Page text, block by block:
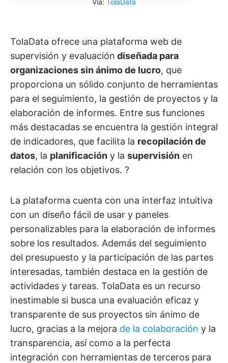
TolaData ofrece una plataforma web de
supervisión y evaluación diseñada para
organizaciones sin ánimo de lucro, que
proporciona un sólido conjunto de herramientas
para el seguimiento, la gestión de proyectos y la
elaboración de informes. Entre sus funciones
más destacadas se encuentra la gestión integral
de indicadores, que facilita la recopilación de
datos, la planificación y la supervisión en
relación con los objetivos. ?
La plataforma cuenta con una interfaz intuitiva
con un diseño fácil de usar y paneles
personalizables para la elaboración de informes
sobre los resultados. Además del seguimiento
del presupuesto y la participación de las partes
interesadas, también destaca en la gestión de
actividades y tareas. TolaData es un recurso
inestimable si busca una evaluación eficaz y
transparente de sus proyectos sin ánimo de
lucro, gracias a la mejora de la colaboración y la
transparencia, así como a la perfecta
integración con herramientas de terceros para